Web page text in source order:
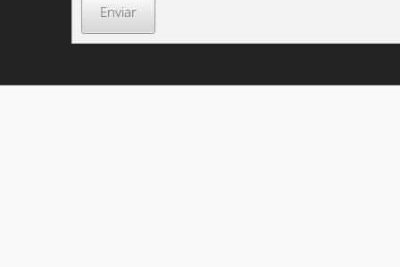
Enviar